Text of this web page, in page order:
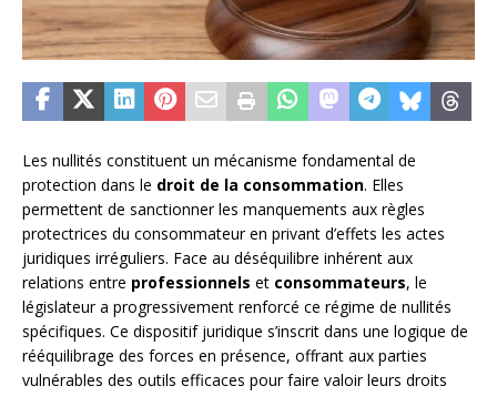
Les nullités constituent un mécanisme fondamental de
protection dans le droit de la consommation. Elles
permettent de sanctionner les manquements aux règles
protectrices du consommateur en privant d’effets les actes
juridiques irréguliers. Face au déséquilibre inhérent aux
relations entre professionnels et consommateurs, le
législateur a progressivement renforcé ce régime de nullités
spécifiques. Ce dispositif juridique s’inscrit dans une logique de
rééquilibrage des forces en présence, offrant aux parties
vulnérables des outils efficaces pour faire valoir leurs droits